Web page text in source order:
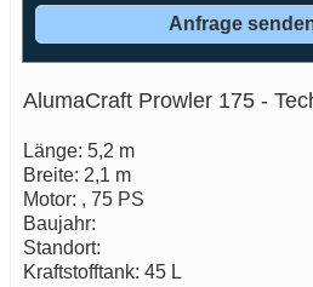
AlumaCraft Prowler 175 -
Länge: 5,2 m
Breite: 2,1 m
Motor: , 75 PS
Baujahr:
Standort:
Kraftstofftank: 45 L